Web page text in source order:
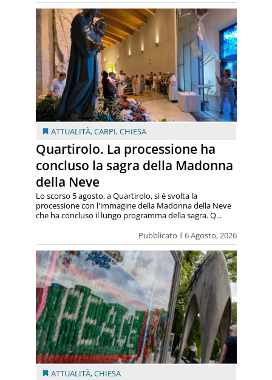
ATTUALITÀ,CARPI,CHIESA
Quartirolo. La processione ha
concluso la sagra della Madonna
della Neve
Pubblicato il 6 Agosto, 2026
Lo scorso 5 agosto, a Quartirolo, si è svolta la
processione con l'immagine della Madonna della Neve
che ha concluso il lungo programma della sagra. Q...
ATTUALITÀ,CHIESA